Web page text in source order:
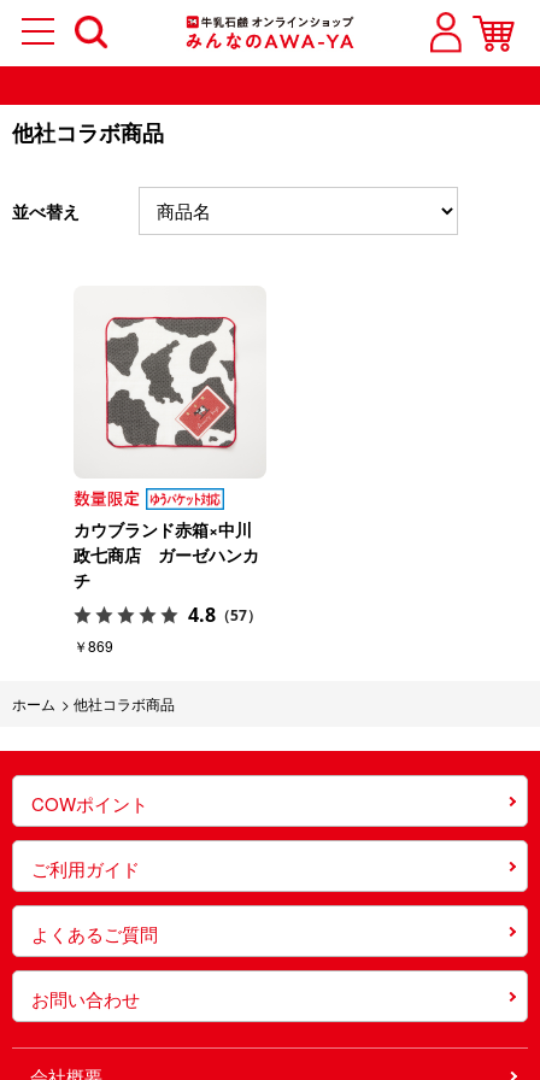
他社コラボ商品
並べ替え
カウブランド赤箱×中川
政七商店 ガーゼハンカ
チ
4.8（57）
￥869
ホーム > 他社コラボ商品
COWポイント
ご利用ガイド
よくあるご質問
お問い合わせ